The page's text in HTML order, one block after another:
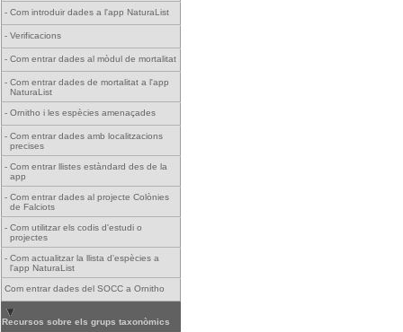
- Com introduir dades a l'app NaturaList
- Verificacions
- Com entrar dades al mòdul de mortalitat
- Com entrar dades de mortalitat a l'app
NaturaList
- Ornitho i les espècies amenaçades
- Com entrar dades amb localitzacions
precises
- Com entrar llistes estàndard des de la
app
- Com entrar dades al projecte Colònies
de Falciots
- Com utilitzar els codis d'estudi o
projectes
- Com actualitzar la llista d'espècies a
l'app NaturaList
Com entrar dades del SOCC a Ornitho
Recursos sobre els grups taxonòmics